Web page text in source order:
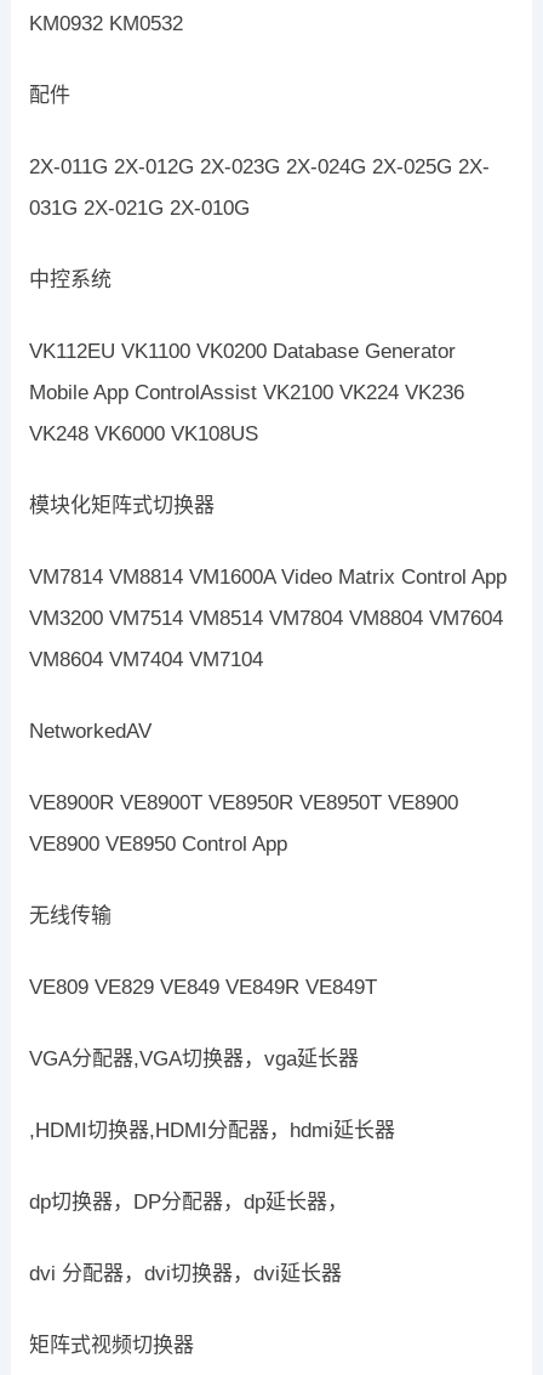
KM0932 KM0532
配件
2X-011G 2X-012G 2X-023G 2X-024G 2X-025G 2X-
031G 2X-021G 2X-010G
中控系统
VK112EU VK1100 VK0200 Database Generator
Mobile App ControlAssist VK2100 VK224 VK236
VK248 VK6000 VK108US
模块化矩阵式切换器
VM7814 VM8814 VM1600A Video Matrix Control App
VM3200 VM7514 VM8514 VM7804 VM8804 VM7604
VM8604 VM7404 VM7104
NetworkedAV
VE8900R VE8900T VE8950R VE8950T VE8900
VE8900 VE8950 Control App
无线传输
VE809 VE829 VE849 VE849R VE849T
VGA分配器,VGA切换器，vga延长器
,HDMI切换器,HDMI分配器，hdmi延长器
dp切换器，DP分配器，dp延长器，
dvi 分配器，dvi切换器，dvi延长器
矩阵式视频切换器